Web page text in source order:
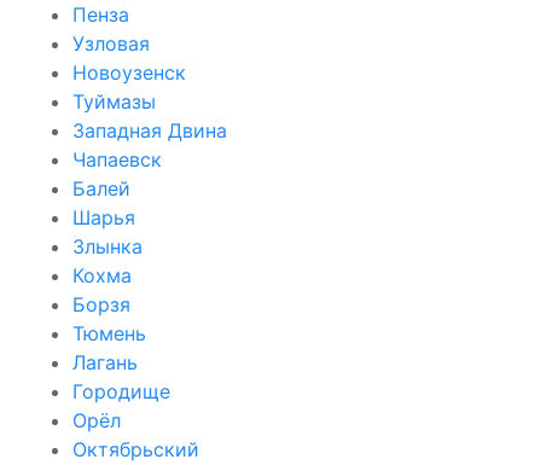
Пенза
Узловая
Новоузенск
Туймазы
Западная Двина
Чапаевск
Балей
Шарья
Злынка
Кохма
Борзя
Тюмень
Лагань
Городище
Орёл
Октябрьский